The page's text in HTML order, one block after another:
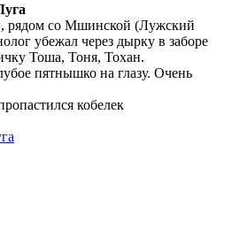
рядом со Мшинской (Лужский
убежал через дырку в заборе
Тоша, Тоня, Тохан.
пятнышко на глазу. Очень
кобелек